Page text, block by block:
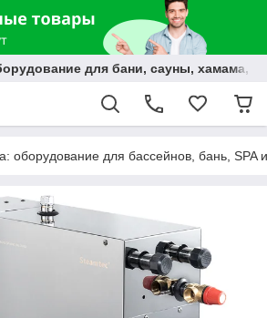
для бани, сауны, хамама,
оборудование для бассейнов, бань, SPA